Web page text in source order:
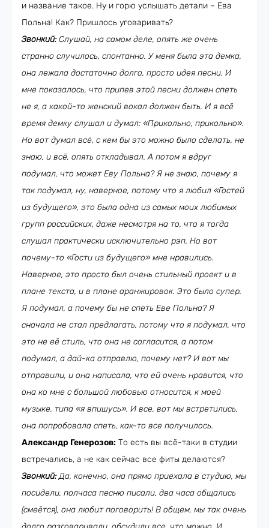
и название такое. Ну и горю услышать детали – Ева
Польна! Как? Пришлось уговаривать?
Звонкий:Слушай, на самом деле, опять же очень
странно случилось, спонтанно. У меня была эта демка,
она лежала достаточно долго, просто идея песни. И
мне показалось, что припев этой песни должен спеть
не я, а какой-то женский вокал должен быть. И я всё
время демку слушал и думал: «Прикольно, прикольно».
Но вот думал всё, с кем бы это можно было сделать, не
знаю, и всё, опять откладывал. А потом я вдруг
подумал, что может Еву Польна? Я не знаю, почему я
так подумал, ну, наверное, потому что я любил «Гостей
из будущего», это была одна из самых моих любимых
групп российских, даже несмотря на то, что я тогда
слушал практически исключительно рэп. Но вот
почему-то «Гости из будущего» мне нравились.
Наверное, это просто был очень стильный проект и в
плане текста, и в плане аранжировок. Это было супер.
Я подумал, а почему бы не спеть Еве Польна? Я
сначала не стал предлагать, потому что я подумал, что
это не её стиль, что она не согласится, а потом
подумал, а дай-ка отправлю, почему нет? И вот мы
отправили, и она написала, что ей очень нравится, что
она ко мне с большой любовью относится, к моей
музыке, типа «я впишусь». И все, вот мы встретились,
она попробовала спеть, как-то все получилось.
Александр Генерозов: То есть вы всё-таки в студии
встречались, а не как сейчас все фиты делаются?
Звонкий:Да, конечно, она прямо приехала в студию, мы
посидели, полчаса песню писали, два часа общались
(смеётся), она любит поговорить! В общем, мы так очень